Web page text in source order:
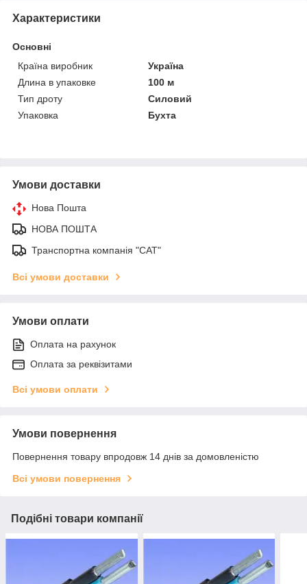
Характеристики
Основні
Країна виробник
Україна
Длина в упаковке
100 м
Тип дроту
Силовий
Упаковка
Бухта
Умови доставки
Нова Пошта
НОВА ПОШТА
Транспортна компанія "САТ"
Всі умови доставки
Умови оплати
Оплата на рахунок
Оплата за реквізитами
Всі умови оплати
Умови повернення
Повернення товару впродовж 14 днів за домовленістю
Всі умови повернення
Подібні товари компанії